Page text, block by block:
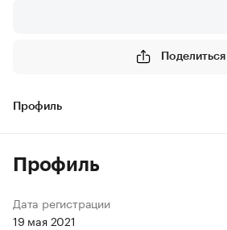
Поделиться
Профиль
Профиль
Дата регистрации
19 мая 2021